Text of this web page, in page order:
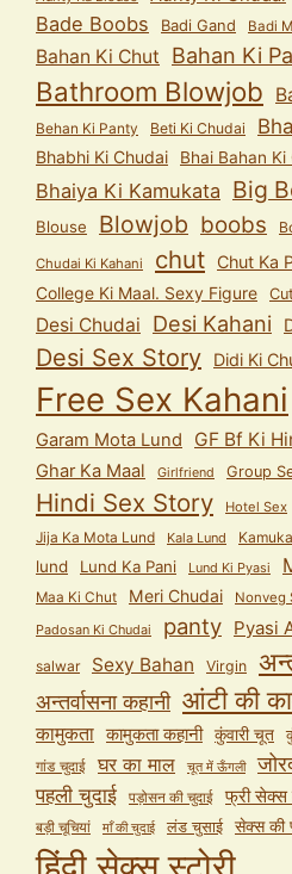
Bade Boobs
Badi Gand Badi
Bahan Ki Chut Bahan Ki
Bathroom Blowjob
Behan Ki Panty Beti Ki Chudai
Bhabhi Ki Chudai Bhai Bahan Ki
Bhaiya Ki Kamukata Big
Blouse Blowjob boobs
Chudai Ki Kahani chut Chut Ka
College Ki Maal. Sexy Figure
Desi Chudai Desi Kahani
Desi Sex Story Didi Ki
Free Sex Kahani
Garam Mota Lund GF Bf Ki
Ghar Ka Maal Girlfriend Group
Hindi Sex Story Hotel Sex
Jija Ka Mota Lund Kala Lund
lund Lund Ka Pani Lund Ki Pyasi
Maa Ki Chut Meri Chudai Nonveg
Padosan Ki Chudai panty Pyasi
salwar Sexy Bahan Virgin
अन्तर्वासना कहानी आंटी की
कामुकता कामुकता कहानी कुंवारी चूत
गांड चुदाई घर का माल चूत में ऊँगली
पहली चुदाई पड़ोसन की चुदाई फ्री सेक्स
बड़ी चूचियां
माँ की चुदाई लंड चुसाई सेक्स की